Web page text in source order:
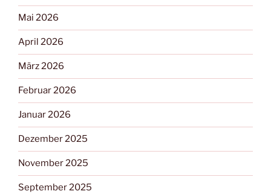
Mai 2026
April 2026
März 2026
Februar 2026
Januar 2026
Dezember 2025
November 2025
September 2025